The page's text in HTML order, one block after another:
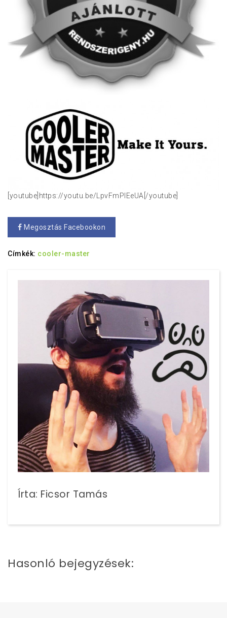
[youtube]https://youtu.be/LpvFmPlEeUA[/youtube]
Megosztás Facebookon
Címkék: cooler-master
Írta: Ficsor Tamás
Hasonló bejegyzések: